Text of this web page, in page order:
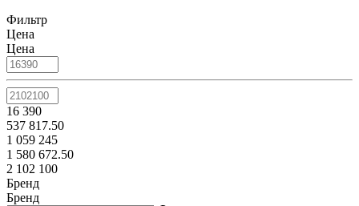
Фильтр
Цена
Цена
16 390
537 817.50
1 059 245
1 580 672.50
2 102 100
Бренд
Бренд